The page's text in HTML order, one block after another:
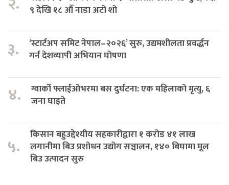
९ देखि १८ औँ नाडा अटो शो
३.
‘स्टार्टअप समिट नेपाल–२०२६’ सुरु, उद्यमशीलता प्रवर्द्धन
गर्न देशव्यापी अभियान घोषणा
४.
ग्वार्को फ्लाईओभरमा बस दुर्घटना: एक महिलाको मृत्यु, ६
जना घाइते
५.
किसान बहुउद्देश्यीय सहकारीद्वारा १ करोड ४१ लाख
लगानीमा बिउ प्रशोधन उद्योग सञ्चालन, १४० बिघामा मूल
बिउ उत्पादन सुरु